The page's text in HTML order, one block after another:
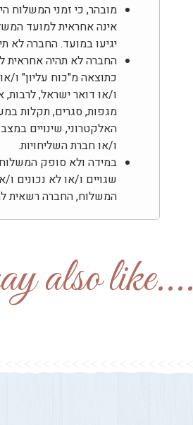
מובהר, כי זמני המשלוח
אינה אחראית למועד
יגיעו במועד. החברה לא
החברה לא תהיה אחראית
כתוצאה מ"כוח עליון"
ו/או דואר ישראל, לרבות,
מגפות, סגרים, תקלות
האלקטרוני, שינויים
ו/או חברת השליחויות.
במידה ולא סופק
שגויים ו/או לא נכונים
המשלוח, החברה רשאית
....you may also like